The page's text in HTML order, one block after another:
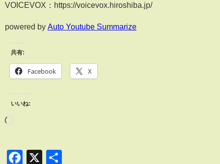
VOICEVOX：https://voicevox.hiroshiba.jp/
powered by Auto Youtube Summarize
共有:
Facebook X
いいね:
Facebook
X